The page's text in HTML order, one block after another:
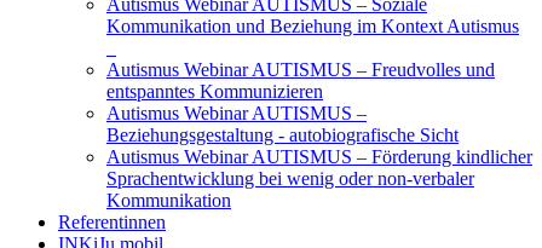
Kommunikation und Beziehung im Kontext Autismus
Autismus Webinar AUTISMUS – Freudvolles und
entspanntes Kommunizieren
Autismus Webinar AUTISMUS –
Beziehungsgestaltung - autobiografische Sicht
Autismus Webinar AUTISMUS – Förderung kindlicher
Sprachentwicklung bei wenig oder non-verbaler
Kommunikation
Referentinnen
INKiJu mobil